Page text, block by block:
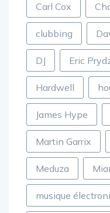
Carl Cox
clubbing
DJ Eric
Hardwell
James Hype
Martin Garrix
Meduza
musique